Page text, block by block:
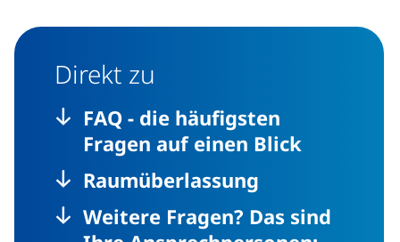
Direkt zu
FAQ - die häufigsten
Fragen auf einen Blick
Raumüberlassung
Weitere Fragen? Das sind